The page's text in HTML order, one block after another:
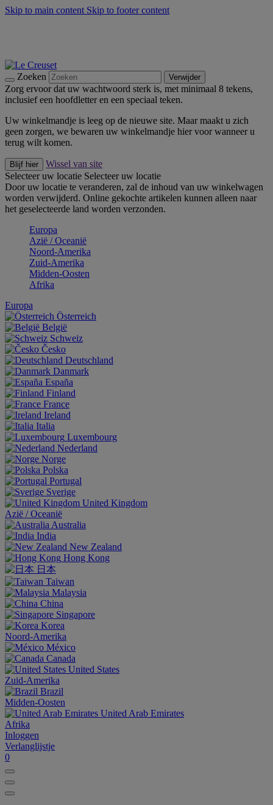
Skip to main content Skip to footer content
Zoeken Verwijder
Zorg ervoor dat uw wachtwoord sterk is, met minimaal 8 tekens,
inclusief een hoofdletter en een speciaal teken.
Uw winkelmandje is leeg op de nieuwe site. Maar maakt u zich
geen zorgen, we bewaren uw winkelmandje hier voor wanneer u
terug wilt komen.
Blijf hier
Wissel van site
Selecteer uw locatie Selecteer uw locatie
Door uw locatie te veranderen, zal de inhoud van uw winkelwagen
worden verwijderd. Online gekochte artikelen kunnen alleen naar
het geselecteerde land worden verzonden.
Europa
Aziё / Oceaniё
Noord-Amerika
Zuid-Amerika
Midden-Oosten
Afrika
Europa
Österreich
België
Schweiz
Česko
Deutschland
Danmark
España
Finland
France
Ireland
Italia
Luxembourg
Nederland
Norge
Polska
Portugal
Sverige
United Kingdom
Aziё / Oceaniё
Australia
India
New Zealand
Hong Kong
日本
Taiwan
Malaysia
China
Singapore
Korea
Noord-Amerika
México
Canada
United States
Zuid-Amerika
Brazil
Midden-Oosten
United Arab Emirates
Afrika
Inloggen
Verlanglijstje
0